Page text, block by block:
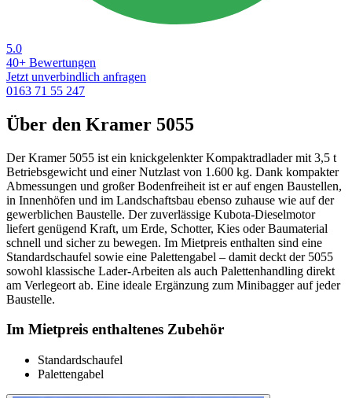
5.0
40+ Bewertungen
Jetzt unverbindlich anfragen
0163 71 55 247
Über den Kramer 5055
Der Kramer 5055 ist ein knickgelenkter Kompaktradlader mit 3,5 t
Betriebsgewicht und einer Nutzlast von 1.600 kg. Dank kompakter
Abmessungen und großer Bodenfreiheit ist er auf engen Baustellen,
in Innenhöfen und im Landschaftsbau ebenso zuhause wie auf der
gewerblichen Baustelle. Der zuverlässige Kubota-Dieselmotor
liefert genügend Kraft, um Erde, Schotter, Kies oder Baumaterial
schnell und sicher zu bewegen. Im Mietpreis enthalten sind eine
Standardschaufel sowie eine Palettengabel – damit deckt der 5055
sowohl klassische Lader-Arbeiten als auch Palettenhandling direkt
am Verlegeort ab. Eine ideale Ergänzung zum Minibagger auf jeder
Baustelle.
Im Mietpreis enthaltenes Zubehör
Standardschaufel
Palettengabel